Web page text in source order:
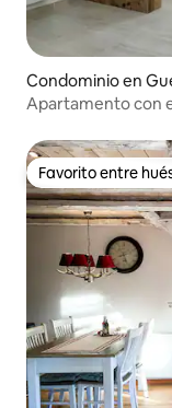
Condominio en
Apartamento con
Favorito entre
Favorito entre